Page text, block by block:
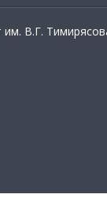
им. В.Г.